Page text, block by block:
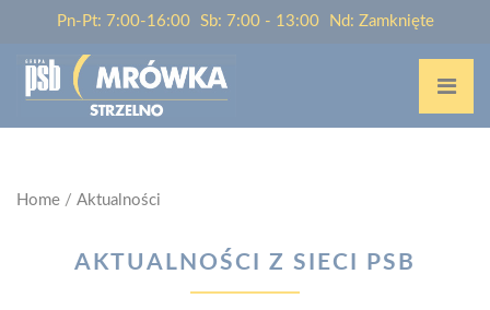
Pn-Pt: 7:00-16:00 Sb: 7:00 - 13:00 Nd: Zamknięte
Home / Aktualności
AKTUALNOŚCI Z SIECI PSB